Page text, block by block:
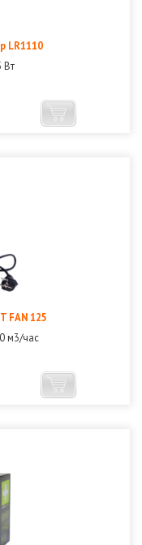
LR1110
Вт
FAN 125
м3/час